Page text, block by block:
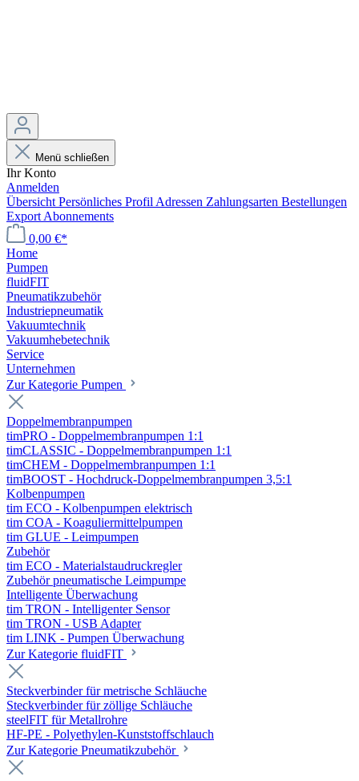
Menü schließen
Ihr Konto
Anmelden
Übersicht Persönliches Profil Adressen Zahlungsarten Bestellungen
Export Abonnements
0,00 €*
Home
Pumpen
fluidFIT
Pneumatikzubehör
Industriepneumatik
Vakuumtechnik
Vakuumhebetechnik
Service
Unternehmen
Zur Kategorie Pumpen
Doppelmembranpumpen
timPRO - Doppelmembranpumpen 1:1
timCLASSIC - Doppelmembranpumpen 1:1
timCHEM - Doppelmembranpumpen 1:1
timBOOST - Hochdruck-Doppelmembranpumpen 3,5:1
Kolbenpumpen
tim ECO - Kolbenpumpen elektrisch
tim COA - Koaguliermittelpumpen
tim GLUE - Leimpumpen
Zubehör
tim ECO - Materialstaudruckregler
Zubehör pneumatische Leimpumpe
Intelligente Überwachung
tim TRON - Intelligenter Sensor
tim TRON - USB Adapter
tim LINK - Pumpen Überwachung
Zur Kategorie fluidFIT
Steckverbinder für metrische Schläuche
Steckverbinder für zöllige Schläuche
steelFIT für Metallrohre
HF-PE - Polyethylen-Kunststoffschlauch
Zur Kategorie Pneumatikzubehör